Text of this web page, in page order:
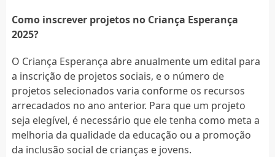
Como inscrever projetos no Criança Esperança
2025?
O Criança Esperança abre anualmente um edital para
a inscrição de projetos sociais, e o número de
projetos selecionados varia conforme os recursos
arrecadados no ano anterior. Para que um projeto
seja elegível, é necessário que ele tenha como meta a
melhoria da qualidade da educação ou a promoção
da inclusão social de crianças e jovens.